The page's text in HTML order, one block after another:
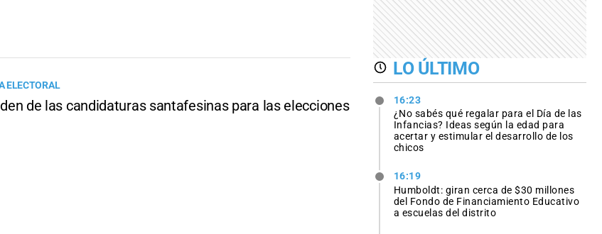
ELECTORAL
de las candidaturas santafesinas para las elecciones
LO ÚLTIMO
16:23
¿No sabés qué regalar para el Día de las
Infancias? Ideas según la edad para
acertar y estimular el desarrollo de los
chicos
16:19
Humboldt: giran cerca de $30 millones
del Fondo de Financiamiento Educativo
a escuelas del distrito